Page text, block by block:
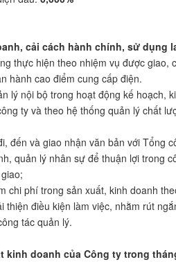
cải cách hành chính, sử dụng
thực hiện theo nhiệm vụ được giao,
hành cao điểm cung cấp điện.
lý nội bộ trong hoạt động kế hoạch,
ty và theo hệ thống quản lý chất
đến và giao nhận văn bản với Tổng
quản lý nhân sự để thuận lợi trong
phí trong sản xuất, kinh doanh
điều kiện làm việc, nhằm rút
tác quản lý.
doanh của Công ty trong